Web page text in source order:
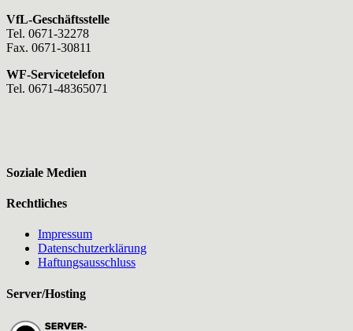
VfL-Geschäftsstelle
Tel. 0671-32278
Fax. 0671-30811
WF-Servicetelefon
Tel. 0671-48365071
Soziale Medien
Rechtliches
Impressum
Datenschutzerklärung
Haftungsausschluss
Server/Hosting